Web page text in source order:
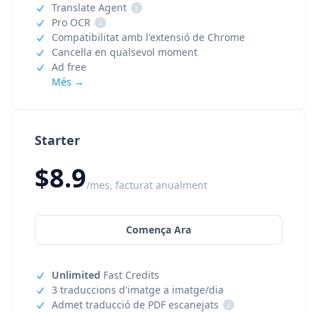
Starter
$8.9/mes, facturat anualment
Comença Ara
Unlimited Fast Credits
3 traduccions d'imatge a imatge/dia
Admet traducció de PDF escanejats
i
Translate Agent
i
Pro OCR
i
Compatibilitat amb l'extensió de Chrome
Cancel·la en qualsevol moment
Ad free
Més →